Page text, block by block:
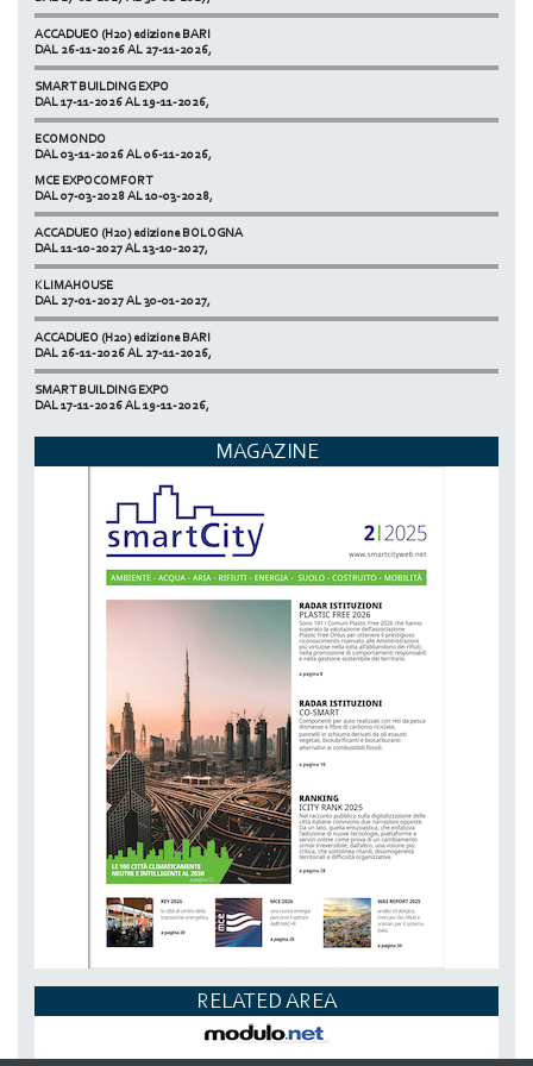
ACCADUEO (H20) edizione BARI
DAL 26-11-2026 AL 27-11-2026,
SMART BUILDING EXPO
DAL 17-11-2026 AL 19-11-2026,
ECOMONDO
DAL 03-11-2026 AL 06-11-2026,
NETZERO MILAN - EXPO SUMMIT
DAL 20-10-2026 AL 22-10-2026,
MCE EXPOCOMFORT
DAL 07-03-2028 AL 10-03-2028,
ACCADUEO (H20) edizione BOLOGNA
DAL 11-10-2027 AL 13-10-2027,
KLIMAHOUSE
DAL 27-01-2027 AL 30-01-2027,
ACCADUEO (H20) edizione BARI
DAL 26-11-2026 AL 27-11-2026,
SMART BUILDING EXPO
DAL 17-11-2026 AL 19-11-2026,
ECOMONDO
NETZERO MILAN - EXPO SUMMIT
DAL 20-10-2026 AL 22-10-2026,
MAGAZINE
RELATED AREA